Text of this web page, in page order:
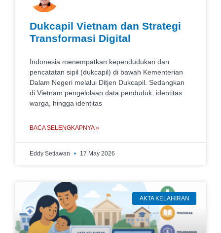
Dukcapil Vietnam dan Strategi
Transformasi Digital
Indonesia menempatkan kependudukan dan
pencatatan sipil (dukcapil) di bawah Kementerian
Dalam Negeri melalui Ditjen Dukcapil. Sedangkan
di Vietnam pengelolaan data penduduk, identitas
warga, hingga identitas
BACA SELENGKAPNYA »
Eddy Setiawan 17 May 2026
AKTA KELAHIRAN